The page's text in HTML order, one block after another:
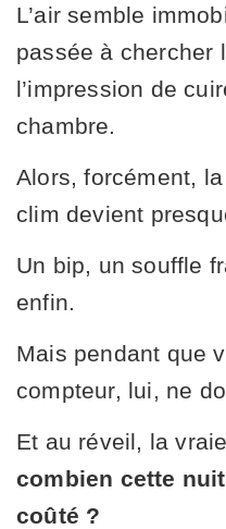
L’air semble
passée à chercher
l’impression de
chambre.
Alors, forcément,
clim devient
Un bip, un souffle
enfin.
Mais pendant que
compteur, lui, ne
Et au réveil, la
combien cette
coûté ?